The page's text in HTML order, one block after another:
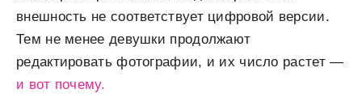
внешность не соответствует цифровой версии.
Тем не менее девушки продолжают
редактировать фотографии, и их число растет —
и вот почему.